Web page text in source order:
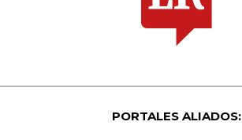
PORTALES ALIADOS: